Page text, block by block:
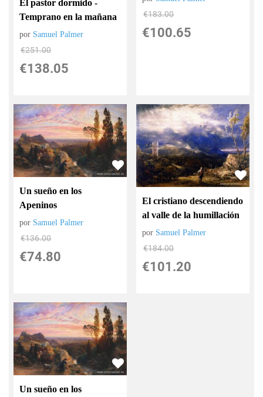
El pastor dormido -
Temprano en la mañana
por Samuel Palmer
€251.00
€138.05
€183.00
€100.65
Un sueño en los
Apeninos
por Samuel Palmer
€136.00
€74.80
El cristiano descendiendo
al valle de la humillación
por Samuel Palmer
€184.00
€101.20
Un sueño en los